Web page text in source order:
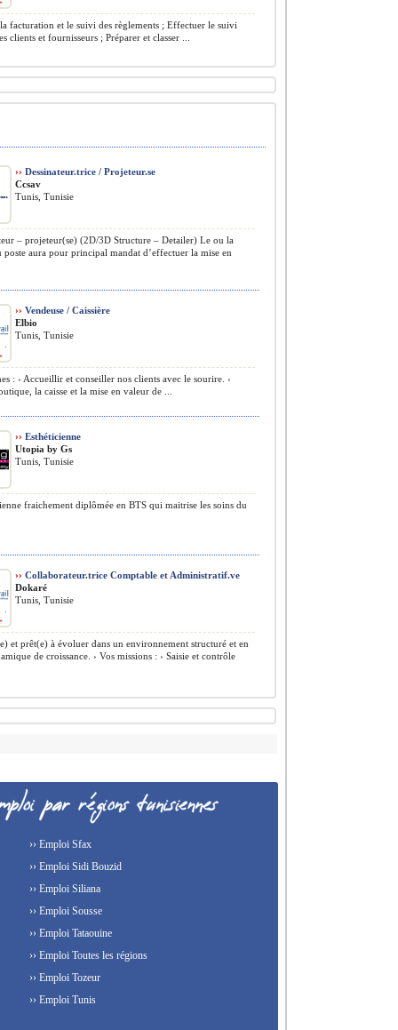
facturation et le suivi des règlements ; Effectuer le suivi
clients et fournisseurs ; Préparer et classer ...
›› Dessinateur.trice / Projeteur.se
Ccsav
Tunis, Tunisie
– projeteur(se) (2D/3D Structure – Detailer) Le ou la
poste aura pour principal mandat d’effectuer la mise en
›› Vendeuse / Caissière
Elbio
Tunis, Tunisie
: › Accueillir et conseiller nos clients avec le sourire. ›
la caisse et la mise en valeur de ...
›› Esthéticienne
Utopia by Gs
Tunis, Tunisie
fraichement diplômée en BTS qui maitrise les soins du
›› Collaborateur.trice Comptable et Administratif.ve
Dokaré
Tunis, Tunisie
et prêt(e) à évoluer dans un environnement structuré et en
de croissance. › Vos missions : ›️ Saisie et contrôle
›› Emploi Sfax
›› Emploi Sidi Bouzid
›› Emploi Siliana
›› Emploi Sousse
›› Emploi Tataouine
›› Emploi Toutes les régions
›› Emploi Tozeur
›› Emploi Tunis